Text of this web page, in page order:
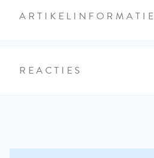
ARTIKELINFORMATIE
REACTIES